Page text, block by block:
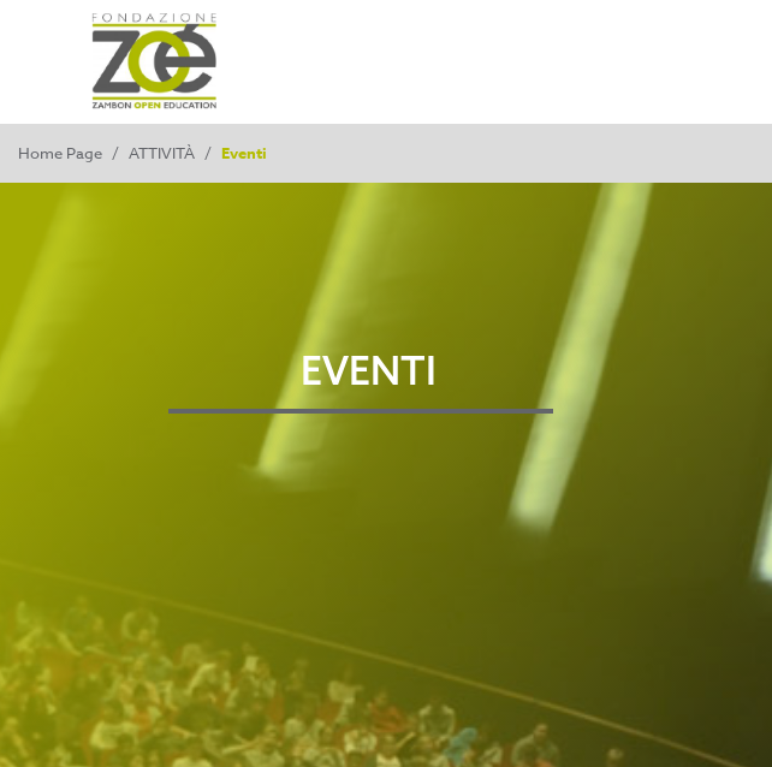
Home Page / ATTIVITÀ / Eventi
EVENTI